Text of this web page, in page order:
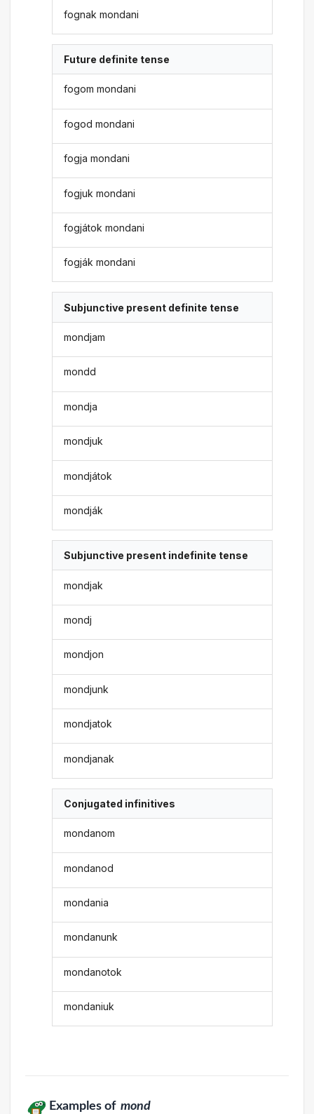
fognak mondani
Future definite tense
fogom mondani
fogod mondani
fogja mondani
fogjuk mondani
fogjátok mondani
fogják mondani
Subjunctive present definite tense
mondjam
mondd
mondja
mondjuk
mondjátok
mondják
Subjunctive present indefinite tense
mondjak
mondj
mondjon
mondjunk
mondjatok
mondjanak
Conjugated infinitives
mondanom
mondanod
mondania
mondanunk
mondanotok
mondaniuk
Examples of mond